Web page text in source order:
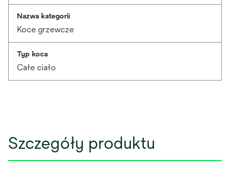
Nazwa kategorii
Koce grzewcze
Typ koca
Całe ciało
Szczegóły produktu